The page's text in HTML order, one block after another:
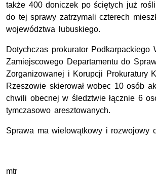
także 400 doniczek po ściętych już
do tej sprawy zatrzymali czterech
województwa lubuskiego.
Dotychczas prokurator Podkarpackiego
Zamiejscowego Departamentu do
Zorganizowanej i Korupcji Prokuratury
Rzeszowie skierował wobec 10 osób
chwili obecnej w śledztwie łącznie 6
tymczasowo aresztowanych.
Sprawa ma wielowątkowy i rozwojowy
mtr